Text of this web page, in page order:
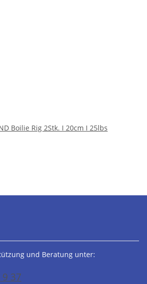
Boilie Rig 2Stk. I 20cm I 25lbs
und Beratung unter:
37